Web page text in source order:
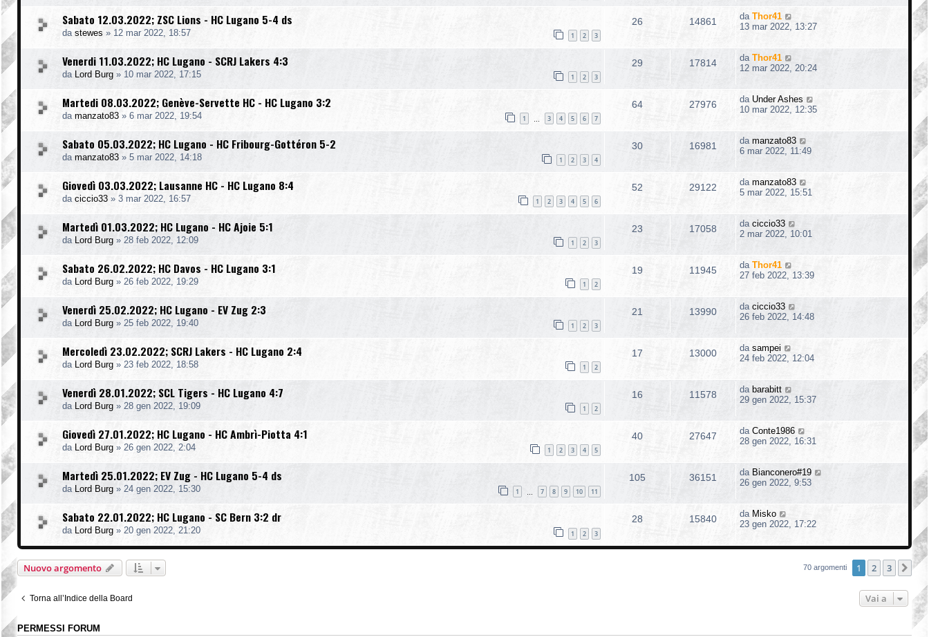
Sabato 12.03.2022; ZSC Lions - HC Lugano 5-4 ds
da stewes » 12 mar 2022, 18:57 1 2 3
26 14861 da Thor41
13 mar 2022, 13:27
Venerdi 11.03.2022; HC Lugano - SCRJ Lakers 4:3
da Lord Burg » 10 mar 2022, 17:15 1 2 3
29 17814 da Thor41
12 mar 2022, 20:24
Martedi 08.03.2022; Genève-Servette HC - HC Lugano 3:2
da manzato83 » 6 mar 2022, 19:54 1 3 4 5 6 7
64 27976 da Under Ashes
10 mar 2022, 12:35
Sabato 05.03.2022; HC Lugano - HC Fribourg-Gottéron 5-2
da manzato83 » 5 mar 2022, 14:18 1 2 3 4
30 16981 da manzato83
6 mar 2022, 11:49
Giovedì 03.03.2022; Lausanne HC - HC Lugano 8:4
da ciccio33 » 3 mar 2022, 16:57 1 2 3 4 5 6
52 29122 da manzato83
5 mar 2022, 15:51
Martedì 01.03.2022; HC Lugano - HC Ajoie 5:1
da Lord Burg » 28 feb 2022, 12:09 1 2 3
23 17058 da ciccio33
2 mar 2022, 10:01
Sabato 26.02.2022; HC Davos - HC Lugano 3:1
da Lord Burg » 26 feb 2022, 19:29 1 2
19 11945 da Thor41
27 feb 2022, 13:39
Venerdì 25.02.2022; HC Lugano - EV Zug 2:3
da Lord Burg » 25 feb 2022, 19:40 1 2 3
21 13990 da ciccio33
26 feb 2022, 14:48
Mercoledì 23.02.2022; SCRJ Lakers - HC Lugano 2:4
da Lord Burg » 23 feb 2022, 18:58 1 2
17 13000 da sampei
24 feb 2022, 12:04
Venerdì 28.01.2022; SCL Tigers - HC Lugano 4:7
da Lord Burg » 28 gen 2022, 19:09 1 2
16 11578 da barabitt
29 gen 2022, 15:37
Giovedì 27.01.2022; HC Lugano - HC Ambrì-Piotta 4:1
da Lord Burg » 26 gen 2022, 2:04 1 2 3 4 5
40 27647 da Conte1986
28 gen 2022, 16:31
Martedì 25.01.2022; EV Zug - HC Lugano 5-4 ds
da Lord Burg » 24 gen 2022, 15:30 1 7 8 9 10 11
105 36151 da Bianconero#19
26 gen 2022, 9:53
Sabato 22.01.2022; HC Lugano - SC Bern 3:2 dr
da Lord Burg » 20 gen 2022, 21:20 1 2 3
28 15840 da Misko
23 gen 2022, 17:22
Nuovo argomento 70 argomenti 1 2 3
Torna all’Indice della Board Vai a
PERMESSI FORUM